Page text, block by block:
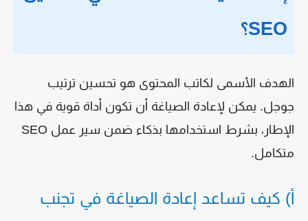
SEO؟
الهدف الأسمى لكاتب المحتوى هو تحسين ترتيب
جوجل. يمكن لإعادة الصياغة أن تكون أداة قوية في هذا
الإطار، بشرط استخدامها بذكاء ضمن سير عمل SEO
متكامل.
أ) كيف تساعد إعادة الصياغة في تجنب